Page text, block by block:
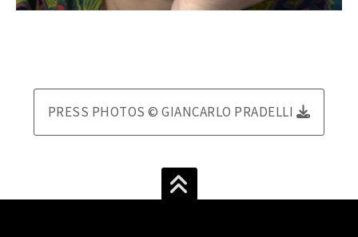
PRESS PHOTOS © GIANCARLO PRADELLI